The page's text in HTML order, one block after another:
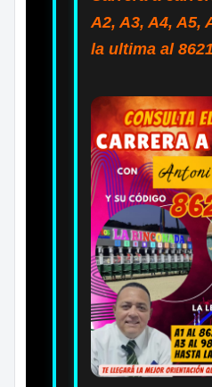
A2, A3, A4, A5,
la ultima al 8621